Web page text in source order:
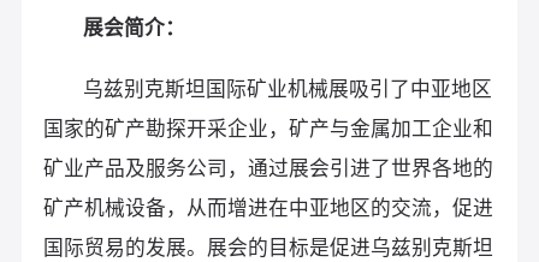
展会简介：
乌兹别克斯坦国际矿业机械展吸引了中亚地区
国家的矿产勘探开采企业，矿产与金属加工企业和
矿业产品及服务公司，通过展会引进了世界各地的
矿产机械设备，从而增进在中亚地区的交流，促进
国际贸易的发展。展会的目标是促进乌兹别克斯坦